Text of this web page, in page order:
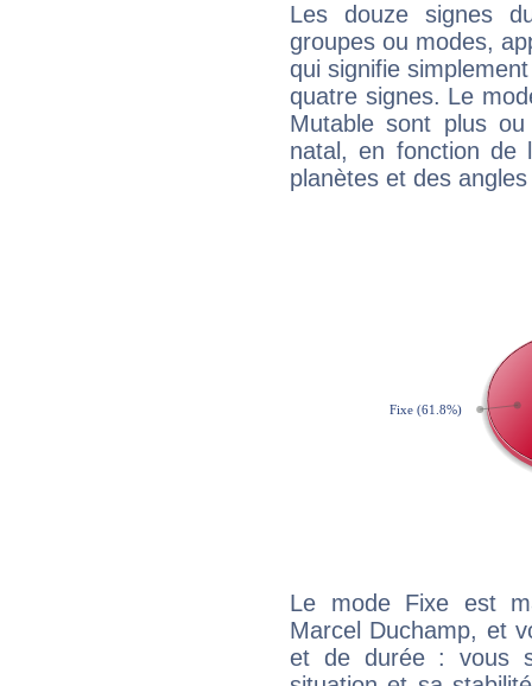
Les douze signes
groupes ou modes,
qui signifie
quatre signes. Le
Mutable sont plus
natal, en fonction de
planètes et des
Le mode Fixe est
Marcel Duchamp, et
et de durée : vous